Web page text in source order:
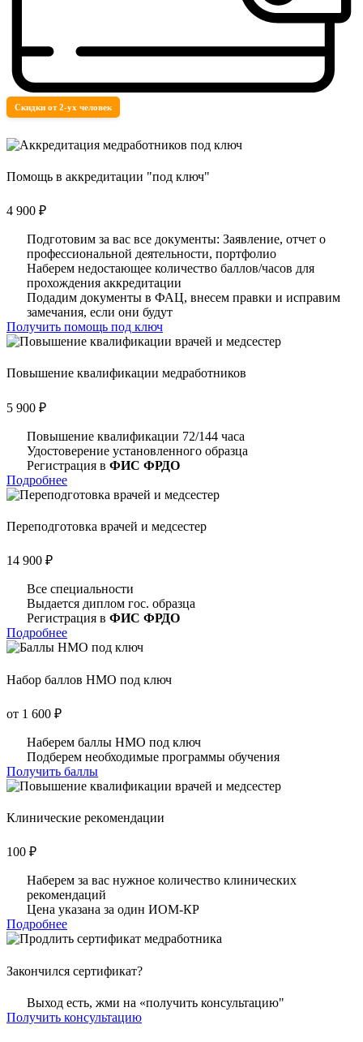
Скидки от 2-ух человек
Помощь в аккредитации "под ключ"
4 900 ₽
Подготовим за вас все документы: Заявление, отчет о
профессиональной деятельности, портфолио
Наберем недостающее количество баллов/часов для
прохождения аккредитации
Подадим документы в ФАЦ, внесем правки и исправим
замечания, если они будут
Получить помощь под ключ
Пoвышение квалификации медработников
5 900 ₽
Повышение квалификации 72/144 часа
Удостоверение установленного образца
Регистрация в ФИС ФРДО
Подробнее
Перепoдготовка врачей и медсестер
14 900 ₽
Все специальности
Выдается диплом гос. образца
Регистрация в ФИС ФРДО
Подробнее
Набор баллов НМО под ключ
от 1 600 ₽
Наберем баллы НМО под ключ
Подберем необходимые программы обучения
Получить баллы
Клинические рекoмендации
100 ₽
Наберем за вас нужное количество клинических
рекомендаций
Цена указана за один ИОМ-КР
Подробнее
Закончился сертификат?
Выход есть, жми на «получить консультацию"
Получить консультацию